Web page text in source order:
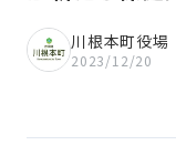
川根本町役場
2023/12/20